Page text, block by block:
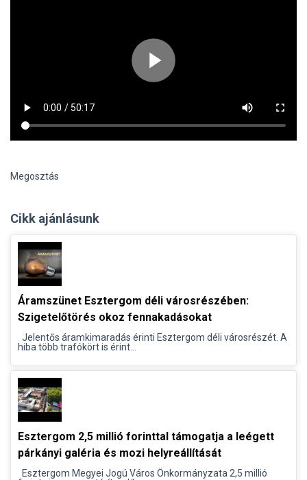
Megosztás
Cikk ajánlásunk
Áramszünet Esztergom déli városrészében:
Szigetelőtörés okoz fennakadásokat
Jelentős áramkimaradás érinti Esztergom déli városrészét. A
hiba több trafókört is érint...
Esztergom 2,5 millió forinttal támogatja a leégett
párkányi galéria és mozi helyreállítását
Esztergom Megyei Jogú Város Önkormányzata 2,5 millió